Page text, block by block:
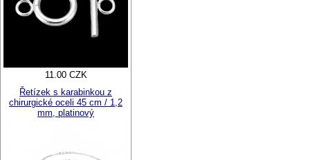
11.00 CZK
Řetízek s karabinkou z
chirurgické oceli 45 cm / 1,2
mm, platinový